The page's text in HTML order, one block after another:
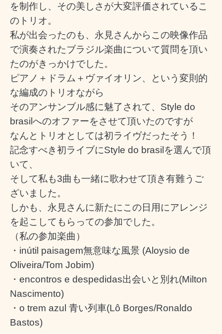
を制作し、その美しさが大変評価されているこ
のトリオ。
私が出会ったのも、永見さんからこの映像作品
で演奏されたブラジル楽曲について質問を頂い
たのがきっかけでした。
ピアノ＋ドラム＋ヴァイオリン、という変則的
な編成のトリオながら
そのアンサンブル感に魅了されて、Style do
brasilへのオファーをさせて頂いたのですが
なんとトリオとしては初ライヴだったそう！
記念すべき初ライブにStyle do brasilを選んで頂
いて、
そして私も3曲も一緒に歌わせて頂き有難うご
ざいました。
しかも、永見さんに新たにこの日用にアレンジ
を起こしてもらっての参加でした。
（私の参加楽曲）
・inútil paisagem無意味な風景 (Aloysio de
Oliveira/Tom Jobim)
・encontros e despedidas出会いと別れ(Milton
Nascimento)
・o trem azul 青い列車(Lô Borges/Ronaldo
Bastos)